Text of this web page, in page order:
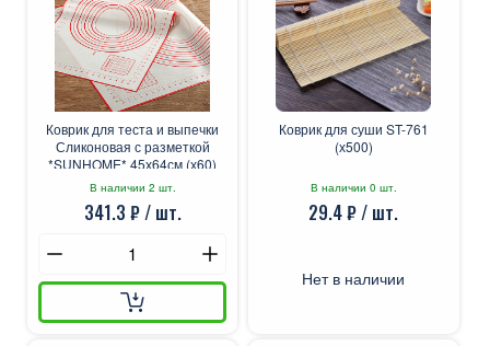
Коврик для теста и выпечки
Сликоновая с разметкой
*SUNHOME* 45х64см (х60)
В наличии 2 шт.
341.3 ₽ / шт.
Коврик для суши ST-761
(х500)
В наличии 0 шт.
29.4 ₽ / шт.
Нет в наличии